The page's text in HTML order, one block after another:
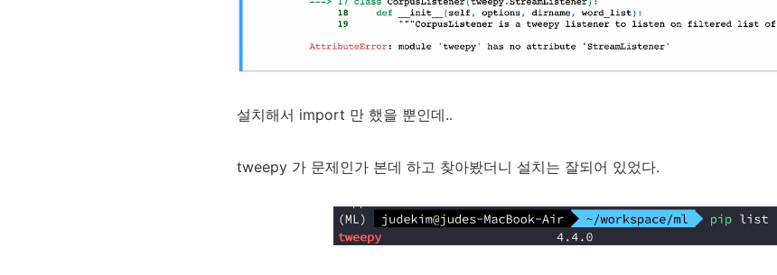
설치해서 import 만 했을 뿐인데..
tweepy 가 문제인가 본데 하고 찾아봤더니 설치는 잘되어 있었다.